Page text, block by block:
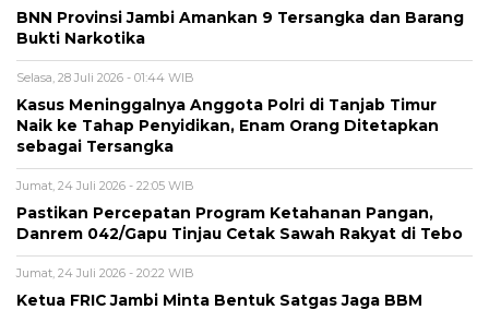
BNN Provinsi Jambi Amankan 9 Tersangka dan Barang
Bukti Narkotika
Selasa, 28 Juli 2026 - 01:44 WIB
Kasus Meninggalnya Anggota Polri di Tanjab Timur
Naik ke Tahap Penyidikan, Enam Orang Ditetapkan
sebagai Tersangka
Jumat, 24 Juli 2026 - 22:05 WIB
Pastikan Percepatan Program Ketahanan Pangan,
Danrem 042/Gapu Tinjau Cetak Sawah Rakyat di Tebo
Jumat, 24 Juli 2026 - 20:22 WIB
Ketua FRIC Jambi Minta Bentuk Satgas Jaga BBM